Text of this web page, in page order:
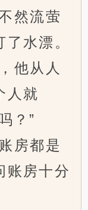
然流萤
水漂。
他从人
人就
？”
房都是
账房十分